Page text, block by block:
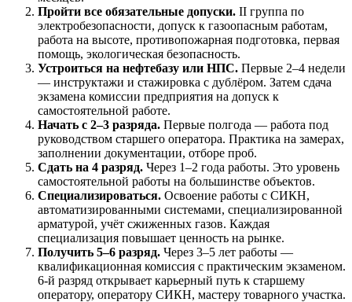
Пройти все обязательные допуски. II группа по
электробезопасности, допуск к газоопасным работам,
работа на высоте, противопожарная подготовка, первая
помощь, экологическая безопасность.
Устроиться на нефтебазу или НПС. Первые 2–4 недели
— инструктажи и стажировка с дублёром. Затем сдача
экзамена комиссии предприятия на допуск к
самостоятельной работе.
Начать с 2–3 разряда. Первые полгода — работа под
руководством старшего оператора. Практика на замерах,
заполнении документации, отборе проб.
Сдать на 4 разряд. Через 1–2 года работы. Это уровень
самостоятельной работы на большинстве объектов.
Специализироваться. Освоение работы с СИКН,
автоматизированными системами, специализированной
арматурой, учёт сжиженных газов. Каждая
специализация повышает ценность на рынке.
Получить 5–6 разряд. Через 3–5 лет работы —
квалификационная комиссия с практическим экзаменом.
6-й разряд открывает карьерный путь к старшему
оператору, оператору СИКН, мастеру товарного участка.